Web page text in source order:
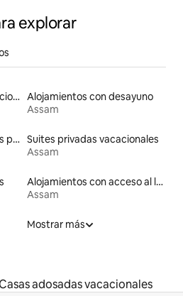
explorar
Cabañas ecológicas vacacionales Alojamientos con desayuno
Assam
Alojamientos vacacionales para familias Suites privadas vacacionales
Assam
Alojamientos con acceso al lago
Assam
Mostrar más
adosadas vacacionales